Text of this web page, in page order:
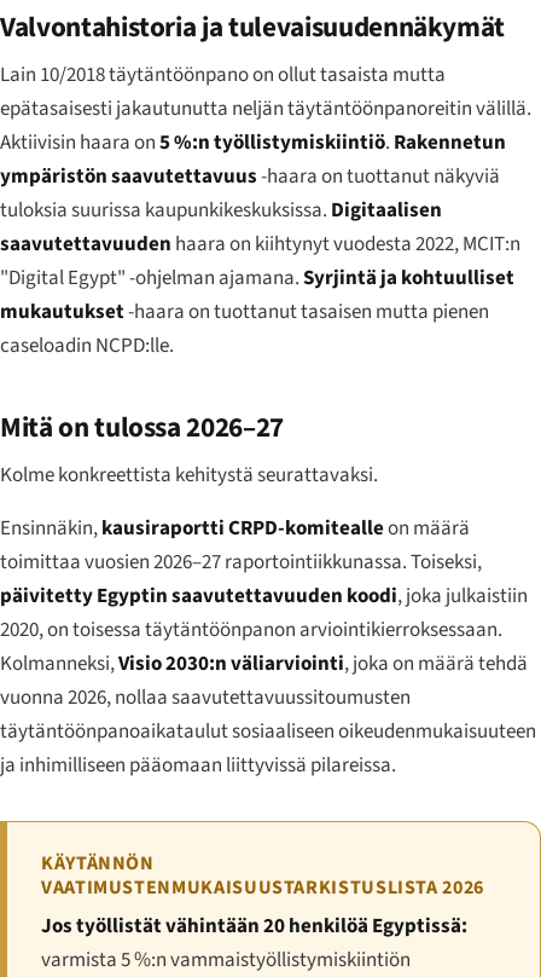
Valvontahistoria ja tulevaisuudennäkymät
Lain 10/2018 täytäntöönpano on ollut tasaista mutta
epätasaisesti jakautunutta neljän täytäntöönpanoreitin välillä.
Aktiivisin haara on5 %:n työllistymiskiintiö. Rakennetun
ympäristön saavutettavuus-haara on tuottanut näkyviä
tuloksia suurissa kaupunkikeskuksissa. Digitaalisen
saavutettavuuden haara on kiihtynyt vuodesta 2022, MCIT:n
"Digital Egypt" -ohjelman ajamana.Syrjintä ja kohtuulliset
mukautukset-haara on tuottanut tasaisen mutta pienen
caseloadin NCPD:lle.
Mitä on tulossa 2026–27
Kolme konkreettista kehitystä seurattavaksi.
Ensinnäkin,kausiraportti CRPD-komitealleon määrä
toimittaa vuosien 2026–27 raportointiikkunassa. Toiseksi,
päivitetty Egyptin saavutettavuuden koodi, joka julkaistiin
2020, on toisessa täytäntöönpanon arviointikierroksessaan.
Kolmanneksi,Visio 2030:n väliarviointi, joka on määrä tehdä
vuonna 2026, nollaa saavutettavuussitoumusten
täytäntöönpanoaikataulut sosiaaliseen oikeudenmukaisuuteen
ja inhimilliseen pääomaan liittyvissä pilareissa.
KÄYTÄNNÖN
VAATIMUSTENMUKAISUUSTARKISTUSLISTA 2026
Jos työllistät vähintään 20 henkilöä Egyptissä:
varmista 5 %:n vammaistyöllistymiskiintiön